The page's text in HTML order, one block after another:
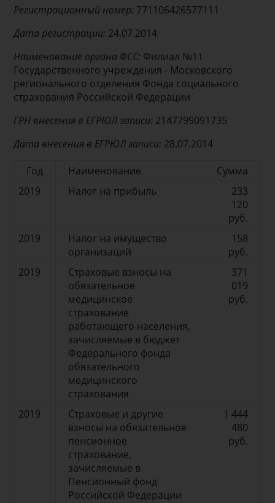
Регистрационный номер: 771106426577111
Дата регистрации: 24.07.2014
Наименование органа ФСС: Филиал №11
Государственного учреждения - Московского
регионального отделения Фонда социального
страхования Российской Федерации
ГРН внесения в ЕГРЮЛ записи: 2147799091735
Дата внесения в ЕГРЮЛ записи: 28.07.2014
Год
Наименование
Сумма
2019
Налог на прибыль
233
120
руб.
2019
Налог на имущество
организаций
158
руб.
2019
Страховые взносы на
обязательное
медицинское
страхование
работающего населения,
зачисляемые в бюджет
Федерального фонда
обязательного
медицинского
страхования
371
019
руб.
2019
Страховые и другие
взносы на обязательное
пенсионное
страхование,
зачисляемые в
Пенсионный фонд
Российской Федерации
1 444
480
руб.